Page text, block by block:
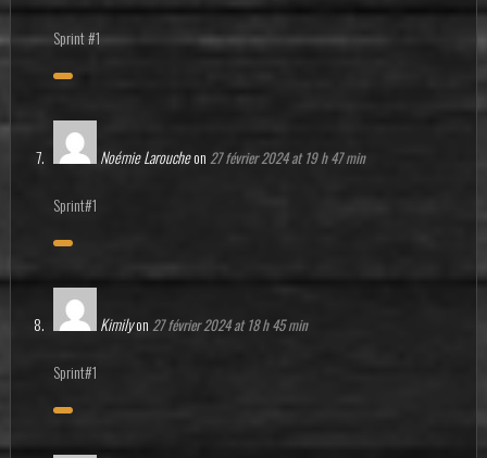
Sprint #1
Noémie Laroucheon 27 février 2024 at 19 h 47 min
Sprint#1
Kimilyon 27 février 2024 at 18 h 45 min
Sprint#1